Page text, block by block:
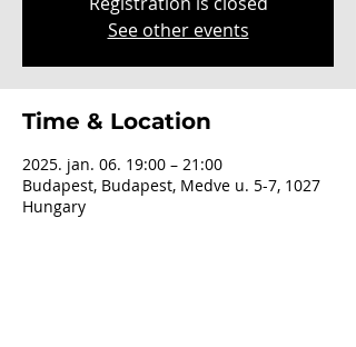
See other events
Time & Location
2025. jan. 06. 19:00 – 21:00
Budapest, Budapest, Medve u. 5-7, 1027
Hungary